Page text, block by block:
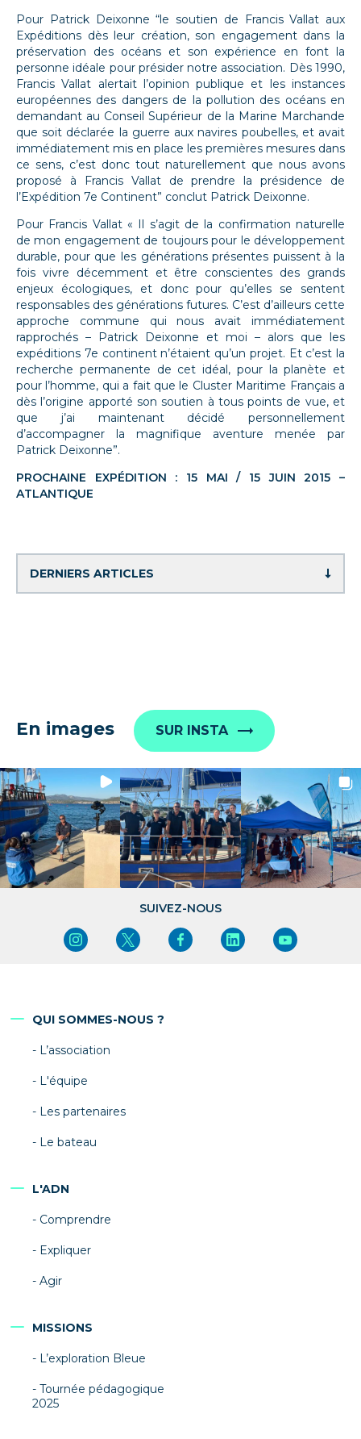
Pour Patrick Deixonne “le soutien de Francis Vallat aux
Expéditions dès leur création, son engagement dans la
préservation des océans et son expérience en font la
personne idéale pour présider notre association. Dès 1990,
Francis Vallat alertait l’opinion publique et les instances
européennes des dangers de la pollution des océans en
demandant au Conseil Supérieur de la Marine Marchande
que soit déclarée la guerre aux navires poubelles, et avait
immédiatement mis en place les premières mesures dans
ce sens, c’est donc tout naturellement que nous avons
proposé à Francis Vallat de prendre la présidence de
l’Expédition 7e Continent” conclut Patrick Deixonne.
Pour Francis Vallat « Il s’agit de la confirmation naturelle
de mon engagement de toujours pour le développement
durable, pour que les générations présentes puissent à la
fois vivre décemment et être conscientes des grands
enjeux écologiques, et donc pour qu’elles se sentent
responsables des générations futures. C’est d’ailleurs cette
approche commune qui nous avait immédiatement
rapprochés – Patrick Deixonne et moi – alors que les
expéditions 7e continent n’étaient qu’un projet. Et c’est la
recherche permanente de cet idéal, pour la planète et
pour l’homme, qui a fait que le Cluster Maritime Français a
dès l’origine apporté son soutien à tous points de vue, et
que j’ai maintenant décidé personnellement
d’accompagner la magnifique aventure menée par
Patrick Deixonne”.
PROCHAINE EXPÉDITION : 15 MAI / 15 JUIN 2015 –
ATLANTIQUE
En images SUR INSTA
SUIVEZ-NOUS
QUI SOMMES-NOUS ?
L’association
L'équipe
Les partenaires
Le bateau
L'ADN
Comprendre
Expliquer
Agir
MISSIONS
L’exploration Bleue
Tournée pédagogique
2025